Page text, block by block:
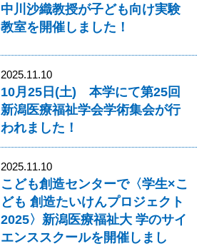
中川沙織教授が子ども向け実験
教室を開催しました！
2025.11.10
10月25日(土) 本学にて第25回
新潟医療福祉学会学術集会が行
われました！
2025.11.10
こども創造センターで〈学生×こ
ども 創造たいけんプロジェクト
2025〉新潟医療福祉大 学のサイ
エンススクールを開催しまし